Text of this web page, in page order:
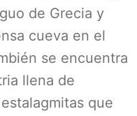
de Grecia y
cueva en el
se encuentra
llena de
que